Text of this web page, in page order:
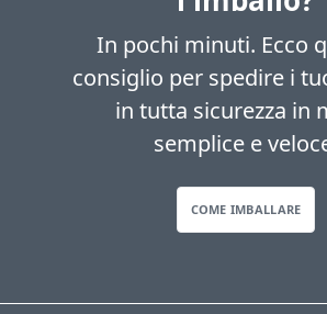
In pochi minuti. Ecco
consiglio per spedire i
in tutta sicurezza in
semplice e
COME IMBALLARE